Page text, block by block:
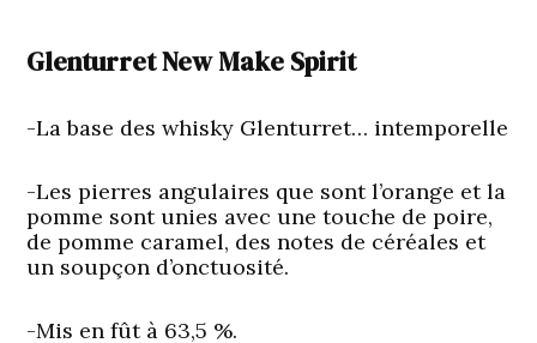
Glenturret New Make Spirit
-La base des whisky Glenturret… intemporelle
-Les pierres angulaires que sont l’orange et la
pomme sont unies avec une touche de poire,
de pomme caramel, des notes de céréales et
un soupçon d’onctuosité.
-Mis en fût à 63,5 %.